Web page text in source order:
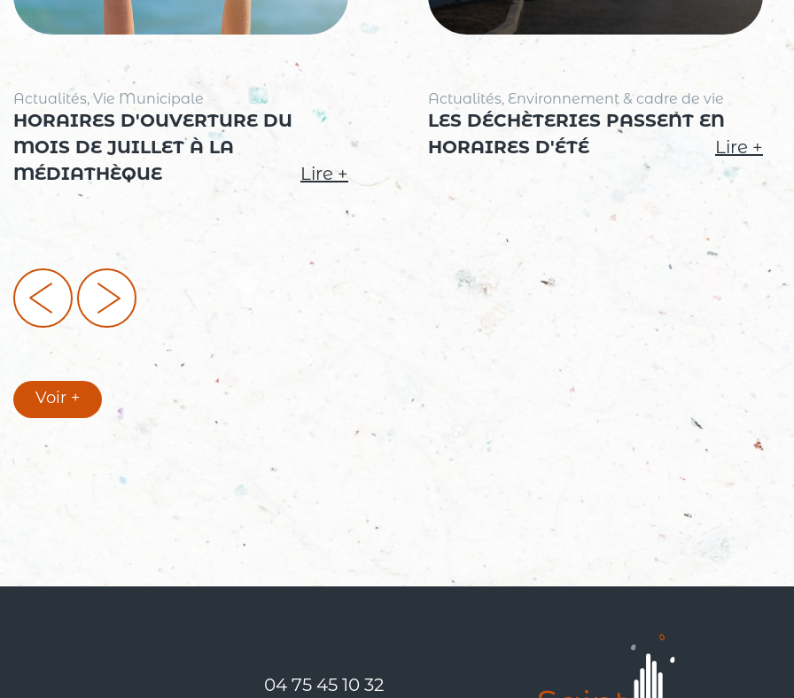
Actualités, Vie Municipale
HORAIRES D'OUVERTURE DU
MOIS DE JUILLET À LA
MÉDIATHÈQUE
Lire +
Actualités, Environnement & cadre de vie
LES DÉCHÈTERIES PASSENT EN
HORAIRES D'ÉTÉ
Lire +
Voir +
04 75 45 10 32